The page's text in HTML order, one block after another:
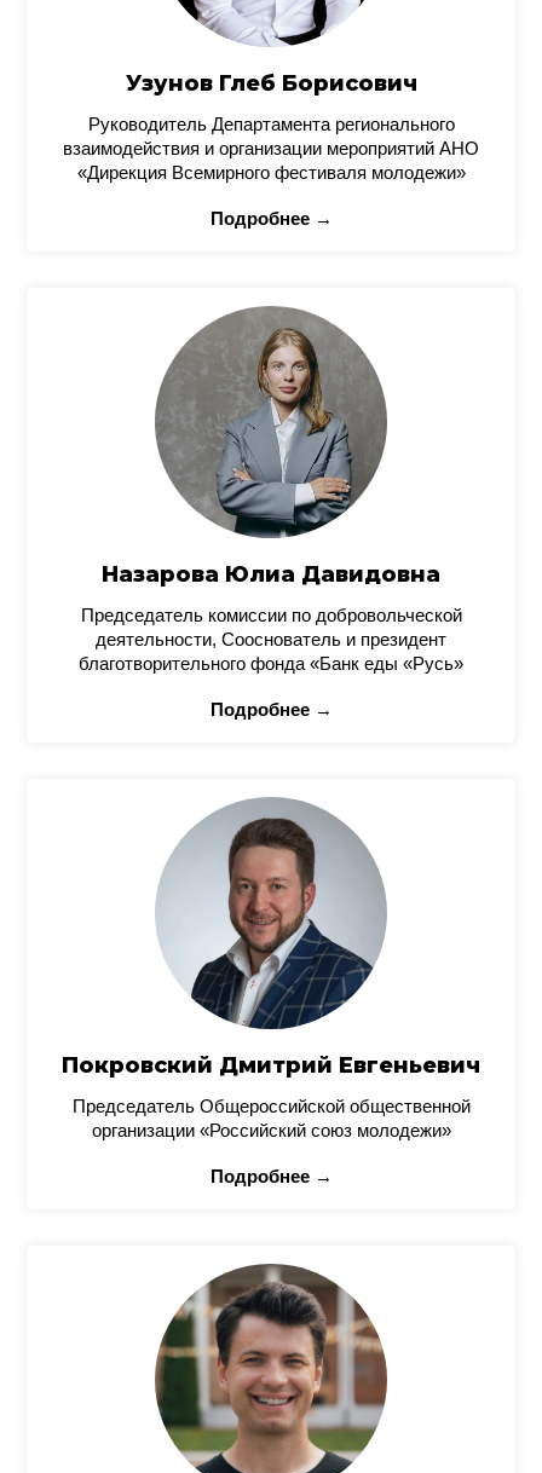
Узунов Глеб Борисович
Руководитель Департамента регионального
взаимодействия и организации мероприятий АНО
«Дирекция Всемирного фестиваля молодежи»
Подробнее →
Назарова Юлиа Давидовна
Председатель комиссии по добровольческой
деятельности, Сооснователь и президент
благотворительного фонда «Банк еды «Русь»
Подробнее →
Покровский Дмитрий Евгеньевич
Председатель Общероссийской общественной
организации «Российский союз молодежи»
Подробнее →